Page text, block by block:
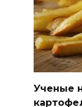
Ученые